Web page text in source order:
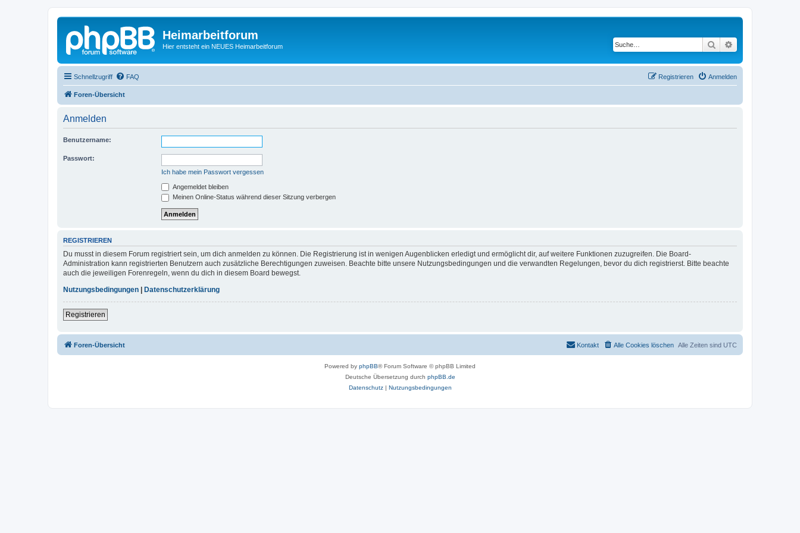
Heimarbeitforum
Hier entsteht ein NEUES Heimarbeitforum Suche
Schnellzugriff FAQ Anmelden
Registrieren
Foren-Übersicht
Anmelden
Benutzername:
Passwort:
Ich habe mein Passwort vergessen
Angemeldet bleiben
Meinen Online-Status während dieser Sitzung verbergen
REGISTRIEREN
Du musst in diesem Forum registriert sein, um dich anmelden zu können. Die Registrierung ist in wenigen Augenblicken erledigt und ermöglicht dir, auf weitere Funktionen zuzugreifen. Die Board-
Administration kann registrierten Benutzern auch zusätzliche Berechtigungen zuweisen. Beachte bitte unsere Nutzungsbedingungen und die verwandten Regelungen, bevor du dich registrierst. Bitte beachte
auch die jeweiligen Forenregeln, wenn du dich in diesem Board bewegst.
Nutzungsbedingungen
Datenschutzerklärung
Registrieren
Foren-Übersicht Alle Zeiten sind UTC
Alle Cookies löschen
Kontakt
Powered by phpBB® Forum Software © phpBB Limited
Deutsche Übersetzung durch phpBB.de
Datenschutz| Nutzungsbedingungen